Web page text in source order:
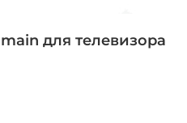
main для телевизора